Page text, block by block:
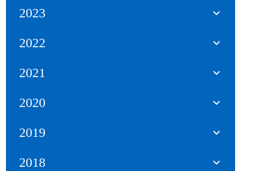
2023
2022
2021
2020
2019
2018